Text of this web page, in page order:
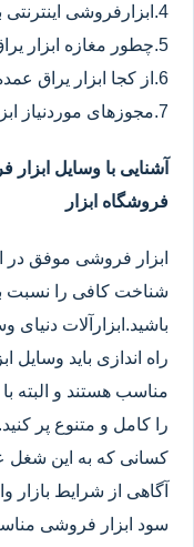
4.ابزارفروشی اینترنتی بهتر است یا مغازه ابزار یراق؟
5.چطور مغازه ابزار یراق فروشی راه اندازی کنیم؟
6.از کجا ابزار یراق عمده خریداری کنیم؟
7.مجوزهای موردنیاز ابزار یراق فروشی چیست؟
آشنایی با وسایل
فروشگاه ابزار
ابزار فروشی موفق در
شناخت کافی را نسبت
باشید.ابزارآلات دنیای
راه اندازی باید
مناسب هستند و البته
را کامل و متنوع پر کنید.
کسانی که به این شغل
آگاهی از شرایط
سود ابزار فروشی